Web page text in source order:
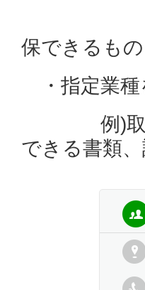
※税理士
保できるもの
・指定業種
例)取り扱
できる書類